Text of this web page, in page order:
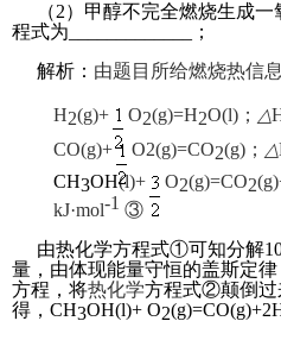
（2）甲醇不完全燃烧生成
程式为_____________；
解析： 由题目所给燃烧热信
H2(g)+ O2(g)=H2O(l)； △
CO(g)+
O2(g)=CO2(g)； △
CH3OH(l)+ O2(g)=CO2
kJ·mol-1 ③
由热化学方程式①可知分解
量，由体现能量守恒的盖斯定
方程，将热化学方程式②颠倒过
得，CH3OH(l)+ O2